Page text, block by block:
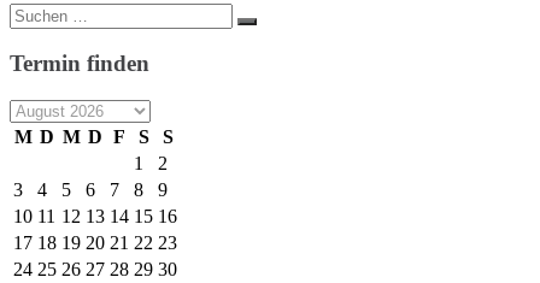
Suche
nach:
Suchen
Termin finden
M D M D F S
S
1
2
3
4 5 6 7 8
9
10 11 12 13 14 15 16
17 18 19 20 21 22 23
24 25 26 27 28 29 30